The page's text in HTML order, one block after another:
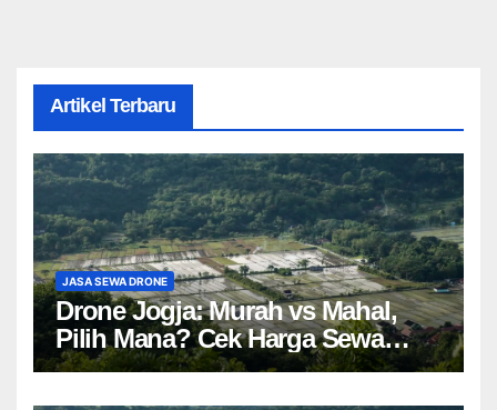
Artikel Terbaru
JASA SEWA DRONE
Drone Jogja: Murah vs Mahal,
Pilih Mana? Cek Harga Sewa
Drone Yogyakarta!